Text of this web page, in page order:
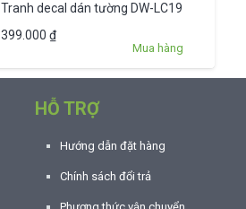
Tranh decal dán tường DW-LC19
399.000₫
Mua hàng
HỖ TRỢ
Hướng dẫn đặt hàng
Chính sách đổi trả